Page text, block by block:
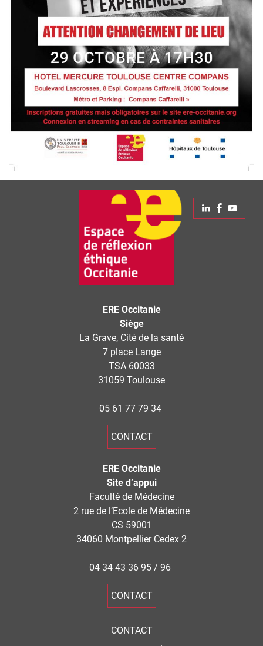
Linkedin
ERE Occitanie
Siège
La Grave, Cité de la santé
7 place Lange
TSA 60033
31059 Toulouse
05 61 77 79 34
CONTACT
ERE Occitanie
Site d’appui
Faculté de Médecine
2 rue de l’Ecole de Médecine
CS 59001
34060 Montpellier Cedex 2
04 34 43 36 95 / 96
CONTACT
CONTACT